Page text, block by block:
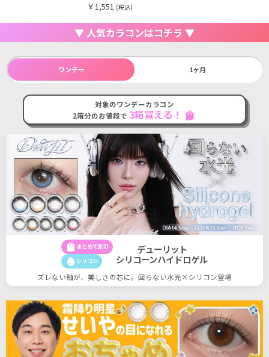
￥1,551 (税込)
▼ 人気カラコンはコチラ ▼
ワンデー 1ヶ月
対象のワンデーカラコン
2箱分のお値段で 3箱買える！ shopping_bag
shopping_bag まとめて割引
water_drop シリコン
デューリット
シリコーンハイドロゲル
ズレない軸が、美しさの芯に。回らない水光×シリコン登場